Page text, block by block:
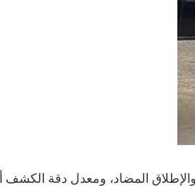
المضاد، ومعدل دقة الكشف أكثر